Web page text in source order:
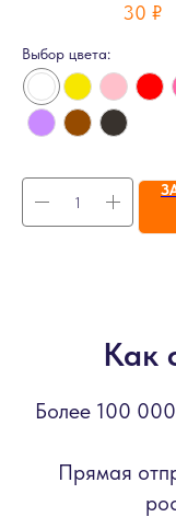
30 ₽
Выбор цвета:
Как
Более 100
Прямая